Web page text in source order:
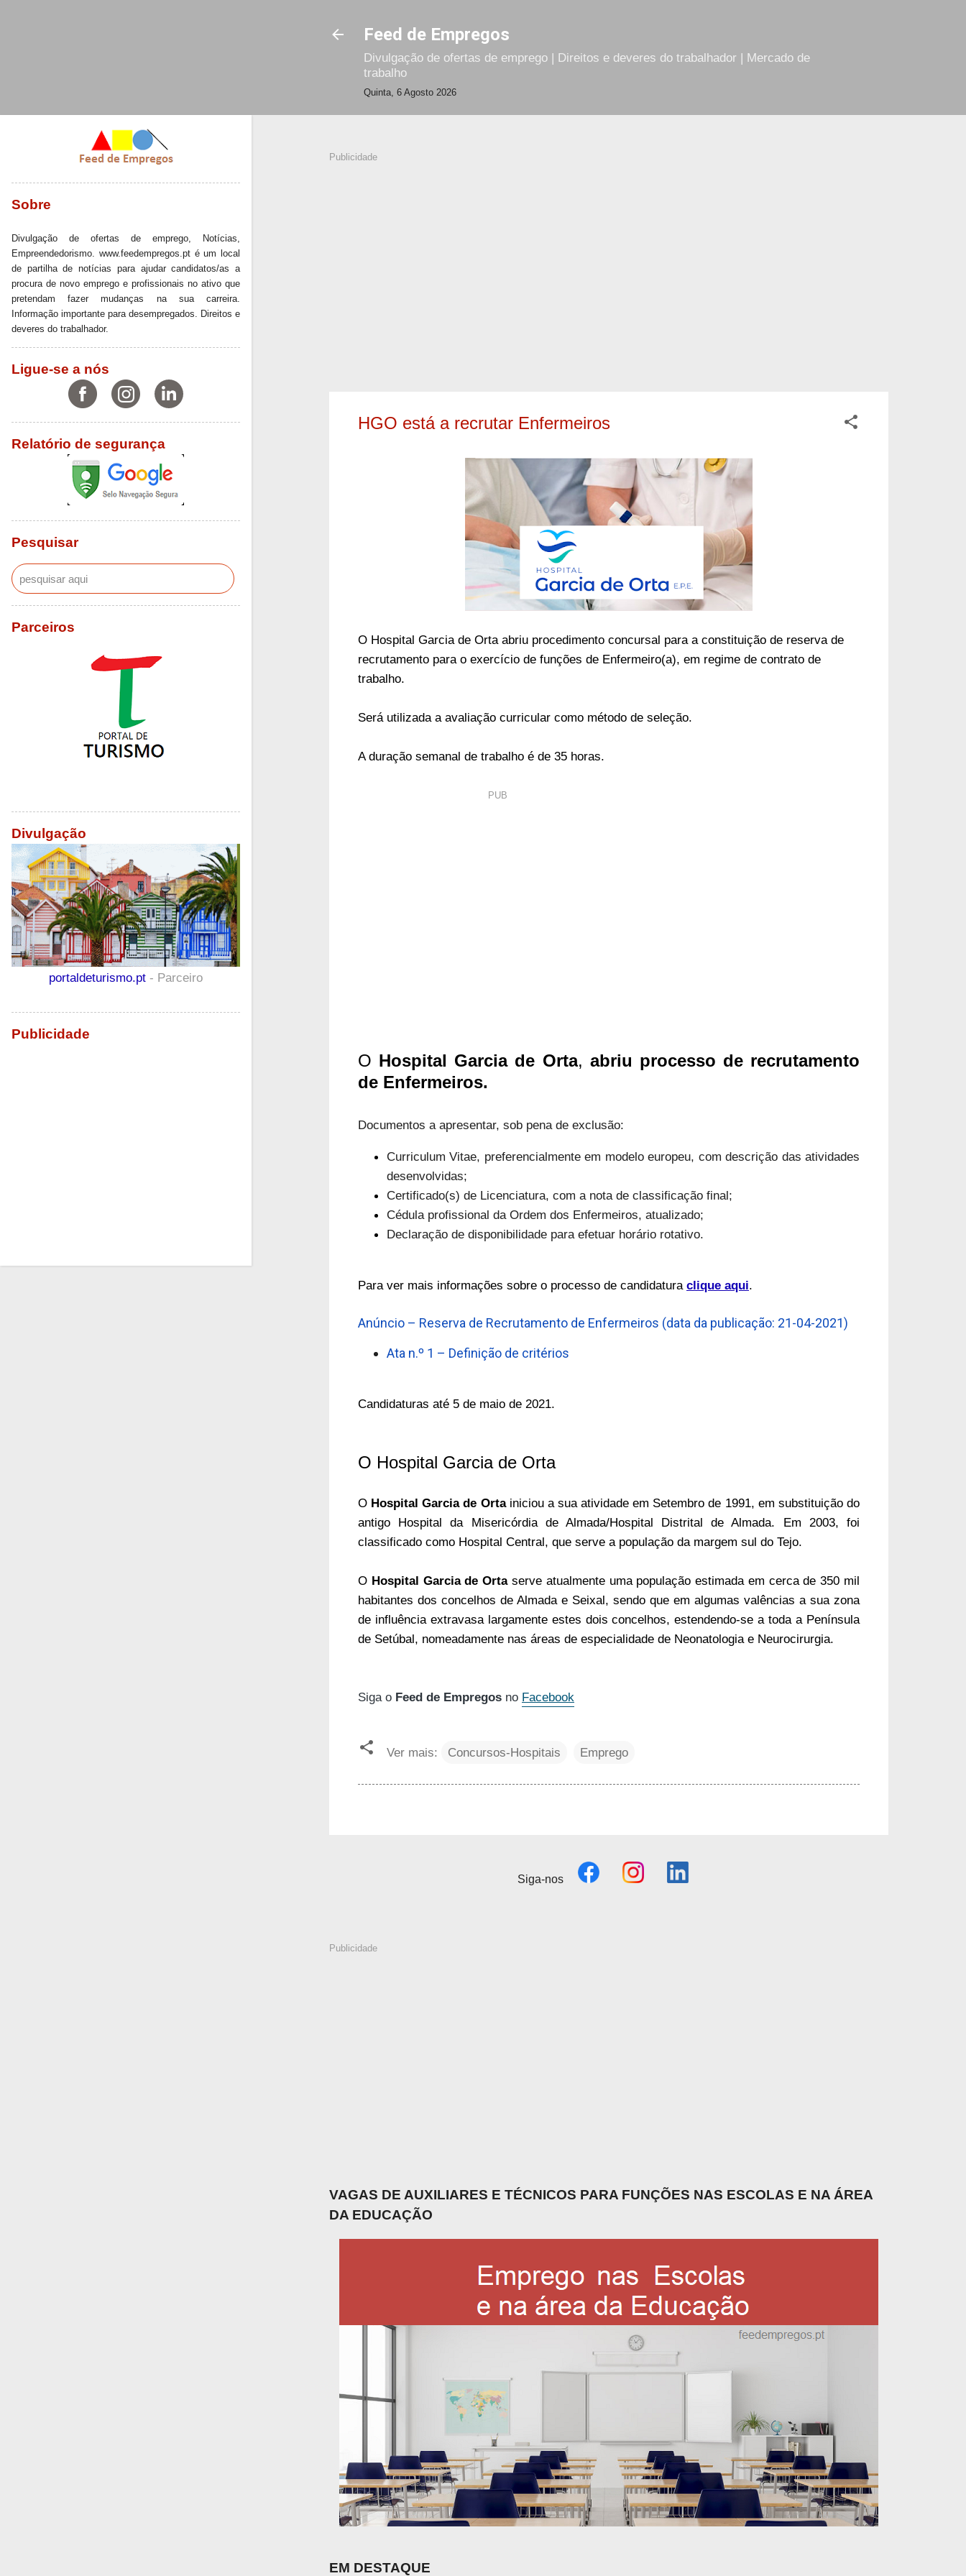
Feed de Empregos
Divulgação de ofertas de emprego | Direitos e deveres do trabalhador | Mercado de
trabalho
Quinta, 6 Agosto 2026
Publicidade
HGO está a recrutar Enfermeiros
O Hospital Garcia de Orta abriu procedimento concursal para a constituição de reserva de
recrutamento para o exercício de funções de Enfermeiro(a), em regime de contrato de
trabalho.
Será utilizada a avaliação curricular como método de seleção.
A duração semanal de trabalho é de 35 horas.
PUB
O Hospital Garcia de Orta, abriu processo de recrutamento
de Enfermeiros.
Documentos a apresentar, sob pena de exclusão:
Curriculum Vitae, preferencialmente em modelo europeu, com descrição das atividades
desenvolvidas;
Certificado(s) de Licenciatura, com a nota de classificação final;
Cédula profissional da Ordem dos Enfermeiros, atualizado;
Declaração de disponibilidade para efetuar horário rotativo.
Para ver mais informações sobre o processo de candidatura clique aqui.
Anúncio – Reserva de Recrutamento de Enfermeiros (data da publicação: 21-04-2021)
Ata n.º 1 – Definição de critérios
Candidaturas até 5 de maio de 2021.
O Hospital Garcia de Orta
O Hospital Garcia de Ortainiciou a sua atividade em Setembro de 1991, em substituição do
antigo Hospital da Misericórdia de Almada/Hospital Distrital de Almada. Em 2003, foi
classificado como Hospital Central, que serve a população da margem sul do Tejo.
O Hospital Garcia de Ortaserve atualmente uma população estimada em cerca de 350 mil
habitantes dos concelhos de Almada e Seixal, sendo que em algumas valências a sua zona
de influência extravasa largamente estes dois concelhos, estendendo-se a toda a Península
de Setúbal, nomeadamente nas áreas de especialidade de Neonatologia e Neurocirurgia.
Siga o Feed de Empregos no Facebook
Ver mais: Concursos-Hospitais Emprego
Siga-nos
Publicidade
VAGAS DE AUXILIARES E TÉCNICOS PARA FUNÇÕES NAS ESCOLAS E NA ÁREA
DA EDUCAÇÃO
EM DESTAQUE
Sobre
Divulgação de ofertas de emprego, Notícias,
Empreendedorismo. www.feedempregos.pt é um local
de partilha de notícias para ajudar candidatos/as a
procura de novo emprego e profissionais no ativo que
pretendam fazer mudanças na sua carreira.
Informação importante para desempregados. Direitos e
deveres do trabalhador.
Ligue-se a nós
Relatório de segurança
Pesquisar
Parceiros
Divulgação
portaldeturismo.pt - Parceiro
Publicidade